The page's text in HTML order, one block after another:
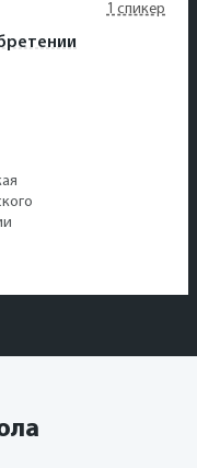
1 спикер